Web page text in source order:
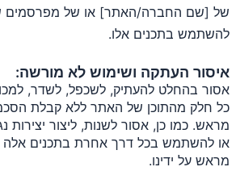
של [שם החברה/האתר] או של מפרסמים
להשתמש בתכנים אלו.
איסור העתקה ושימוש לא מורשה:
אסור בהחלט להעתיק, לשכפל, לשדר,
כל חלק מהתוכן של האתר ללא קבלת
מראש. כמו כן, אסור לשנות, ליצור
או להשתמש בכל דרך אחרת בתכנים אלה
מראש על ידינו.